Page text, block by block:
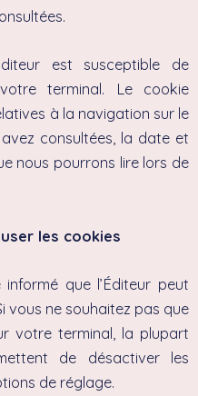
est susceptible de
terminal. Le cookie
à la navigation sur le
consultées, la date et
nous pourrons lire lors de
les cookies
que l’Éditeur peut
vous ne souhaitez pas que
votre terminal, la plupart
de désactiver les
de réglage.